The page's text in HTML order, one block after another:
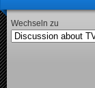
Wechseln zu